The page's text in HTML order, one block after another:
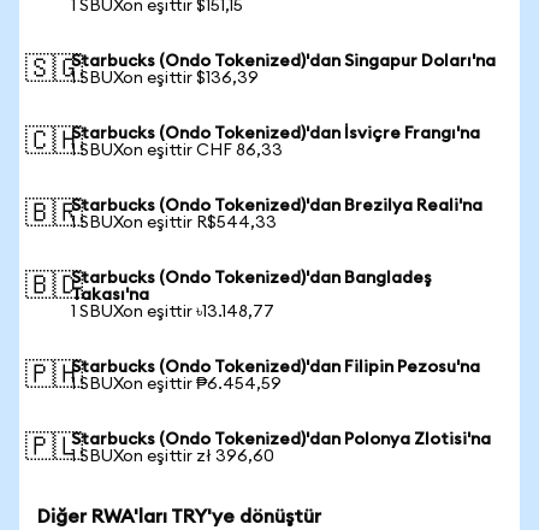
1 SBUXon eşittir $151,15
🇸🇬Starbucks (Ondo Tokenized)'dan Singapur Doları'na
1 SBUXon eşittir $136,39
🇨🇭Starbucks (Ondo Tokenized)'dan İsviçre Frangı'na
1 SBUXon eşittir CHF 86,33
🇧🇷Starbucks (Ondo Tokenized)'dan Brezilya Reali'na
1 SBUXon eşittir R$544,33
🇧🇩Starbucks (Ondo Tokenized)'dan Bangladeş
Takası'na
1 SBUXon eşittir ৳13.148,77
🇵🇭Starbucks (Ondo Tokenized)'dan Filipin Pezosu'na
1 SBUXon eşittir ₱6.454,59
🇵🇱Starbucks (Ondo Tokenized)'dan Polonya Zlotisi'na
1 SBUXon eşittir zł 396,60
Diğer RWA'ları TRY'ye dönüştür